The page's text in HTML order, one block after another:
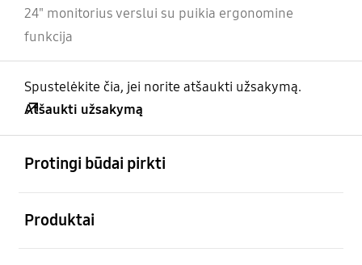
24" monitorius verslui su puikia ergonomine
funkcija
Spustelėkite čia, jei norite atšaukti užsakymą.
Atšaukti užsakymą
Protingi būdai pirkti
Produktai